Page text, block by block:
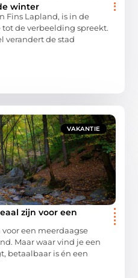
winter
Fins Lapland, is in de
de verbeelding spreekt.
verandert de stad
VAKANTIE
zijn voor een
een meerdaagse
Maar waar vind je een
betaalbaar is én een